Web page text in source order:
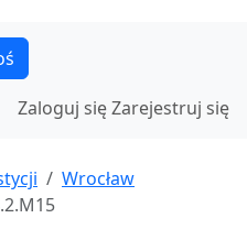
Zaloguj sięZarejestruj się
Wrocław